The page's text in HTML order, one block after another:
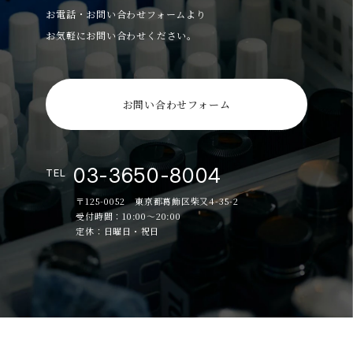
お電話・お問い合わせフォームより
お気軽にお問い合わせください。
お問い合わせフォーム
TEL 03-3650-8004
〒125-0052 東京都葛飾区柴又4-35-2
受付時間：10:00～20:00
定休：日曜日・祝日